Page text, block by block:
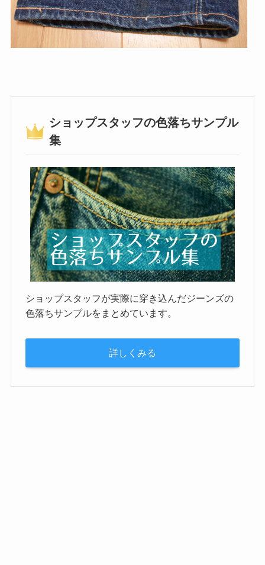
ショップスタッフの色落ちサンプル
集
ショップスタッフが実際に穿き込んだジーンズの
色落ちサンプルをまとめています。
詳しくみる